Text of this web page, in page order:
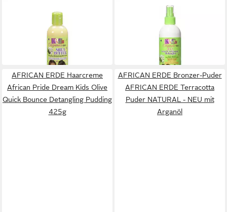
Haarcreme Shea Butter
Detangling Moisturizing
(19,69 €/ 1.000 g)
in 2-3 Werktagen bei dir
Haarspülung Africas Best
Kids Organics 2- n-1 Organic
Conditioning Detangler 355g
(28,14 €/ 1.000 g)
in 2-3 Werktagen bei dir
AFRICAN ERDE Haarcreme
African Pride Dream Kids Olive
Quick Bounce Detangling Pudding
425g
AFRICAN ERDE Bronzer-Puder
AFRICAN ERDE Terracotta
Puder NATURAL - NEU mit
Arganöl